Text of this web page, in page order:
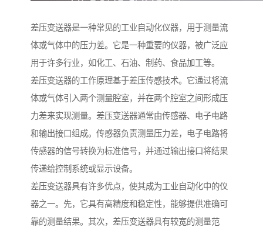
差压变送器是一种常见的工业自动化仪器，用于测量流
体或气体中的压力差。它是一种重要的仪器，被广泛应
用于许多行业，如化工、石油、制药、食品加工等。
差压变送器的工作原理基于差压传感技术。它通过将流
体或气体引入两个测量腔室，并在两个腔室之间形成压
力差来实现测量。差压变送器通常由传感器、电子电路
和输出接口组成。传感器负责测量压力差，电子电路将
传感器的信号转换为标准信号，并通过输出接口将结果
传递给控制系统或显示设备。
差压变送器具有许多优点，使其成为工业自动化中的仪
器之一。先，它具有高精度和稳定性，能够提供准确可
靠的测量结果。其次，差压变送器具有较宽的测量范